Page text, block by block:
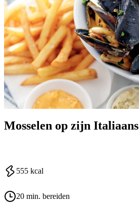
Mosselen op zijn Italiaans
555 kcal
20 min. bereiden